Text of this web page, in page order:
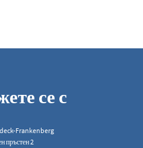
се с
Frankenberg
пръстен 2